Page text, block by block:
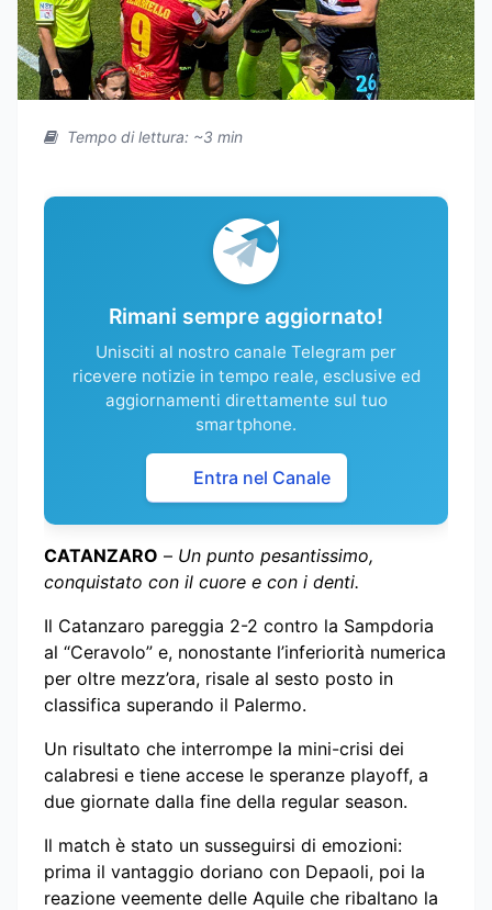
Tempo di lettura: ~3 min
Rimani sempre aggiornato!
Unisciti al nostro canale Telegram per
ricevere notizie in tempo reale, esclusive ed
aggiornamenti direttamente sul tuo
smartphone.
Entra nel Canale
CATANZARO – Un punto pesantissimo,
conquistato con il cuore e con i denti.
Il Catanzaro pareggia 2-2 contro la Sampdoria
al “Ceravolo” e, nonostante l’inferiorità numerica
per oltre mezz’ora, risale al sesto posto in
classifica superando il Palermo.
Un risultato che interrompe la mini-crisi dei
calabresi e tiene accese le speranze playoff, a
due giornate dalla fine della regular season.
Il match è stato un susseguirsi di emozioni:
prima il vantaggio doriano con Depaoli, poi la
reazione veemente delle Aquile che ribaltano la